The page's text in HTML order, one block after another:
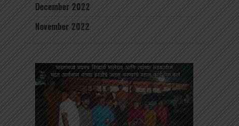
December 2022
November 2022